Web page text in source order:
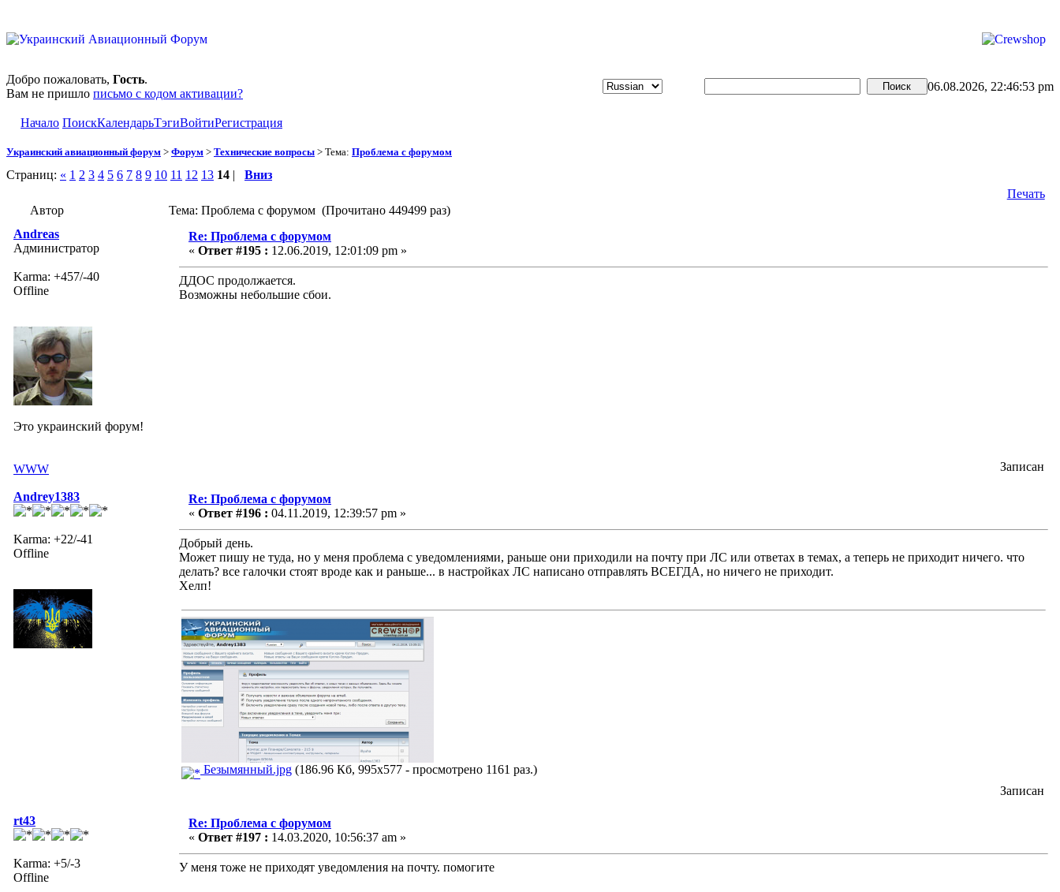
Добро пожаловать, Гость.
Вам не пришло письмо с кодом активации?
06.08.2026, 22:46:53 pm
Начало ПоискКалендарьТэгиВойтиРегистрация
Украинский авиационный форум > Форум > Технические вопросы > Тема: Проблема с форумом
Страниц: « 1 2 3 4 5 6 7 8 9 10 11 12 13 14 | Вниз
Печать
Автор
Тема: Проблема с форумом (Прочитано 449499 раз)
Andreas
Администратор
Karma: +457/-40
Offline
Это украинский форум!
WWW
Re: Проблема с форумом
« Ответ #195 : 12.06.2019, 12:01:09 pm »
ДДОС продолжается.
Возможны небольшие сбои.
Записан
Andrey1383
Karma: +22/-41
Offline
Re: Проблема с форумом
« Ответ #196 : 04.11.2019, 12:39:57 pm »
Добрый день.
Может пишу не туда, но у меня проблема с уведомлениями, раньше они приходили на почту при ЛС или ответах в темах, а теперь не приходит ничего. что
делать? все галочки стоят вроде как и раньше... в настройках ЛС написано отправлять ВСЕГДА, но ничего не приходит.
Хелп!
Безымянный.jpg (186.96 Кб, 995x577 - просмотрено 1161 раз.)
Записан
rt43
Karma: +5/-3
Offline
Re: Проблема с форумом
« Ответ #197 : 14.03.2020, 10:56:37 am »
У меня тоже не приходят уведомления на почту. помогите